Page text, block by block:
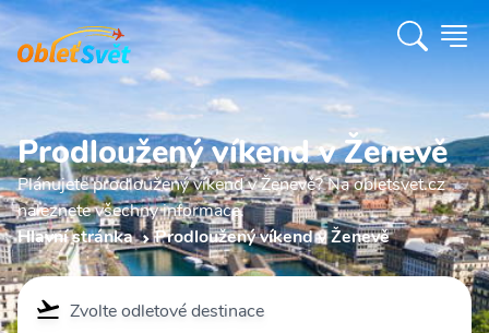
Prodloužený víkend v Ženevě
Plánujete prodloužený víkend v Ženevě? Na obletsvet.cz
naleznete všechny informace.
Hlavní stránka
Prodloužený víkend v Ženevě
Zvolte odletové destinace